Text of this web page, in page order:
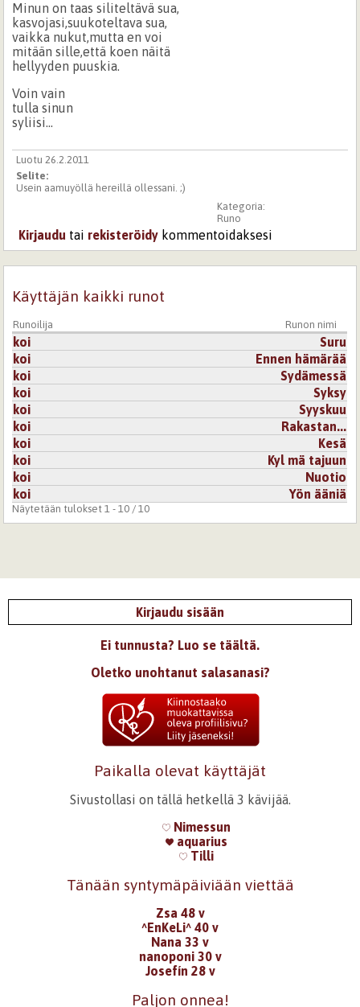
Minun on taas siliteltävä sua,
kasvojasi,suukoteltava sua,
vaikka nukut,mutta en voi
mitään sille,että koen näitä
hellyyden puuskia.
Voin vain
tulla sinun
syliisi...
Luotu 26.2.2011
Selite:
Usein aamuyöllä hereillä ollessani. ;)
Kategoria:
Runo
Kirjaudu tai rekisteröidy kommentoidaksesi
Käyttäjän kaikki runot
Runoilija Runon nimi
koi
Suru
koi
Ennen hämärää
koi
Sydämessä
koi
Syksy
koi
Syyskuu
koi
Rakastan...
koi
Kesä
koi
Kyl mä tajuun
koi
Nuotio
koi
Yön ääniä
Näytetään tulokset 1 - 10 / 10
Kirjaudu sisään
Ei tunnusta? Luo se täältä.
Oletko unohtanut salasanasi?
Paikalla olevat käyttäjät
Sivustollasi on tällä hetkellä 3 kävijää.
Nimessun
aquarius
Tilli
Tänään syntymäpäiviään viettää
Zsa 48 v
^EnKeLi^ 40 v
Nana 33 v
nanoponi 30 v
Josefín 28 v
Paljon onnea!